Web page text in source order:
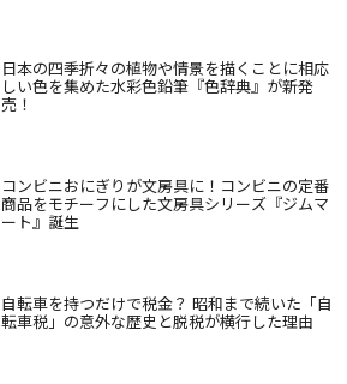
日本の四季折々の植物や情景を描くことに相応
しい色を集めた水彩色鉛筆『色辞典』が新発
売！
コンビニおにぎりが文房具に！コンビニの定番
商品をモチーフにした文房具シリーズ『ジムマ
ート』誕生
自転車を持つだけで税金？ 昭和まで続いた「自
転車税」の意外な歴史と脱税が横行した理由